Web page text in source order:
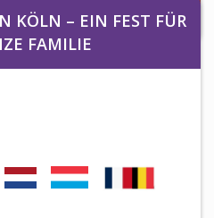
KÖLN – EIN FEST FÜR
FAMILIE